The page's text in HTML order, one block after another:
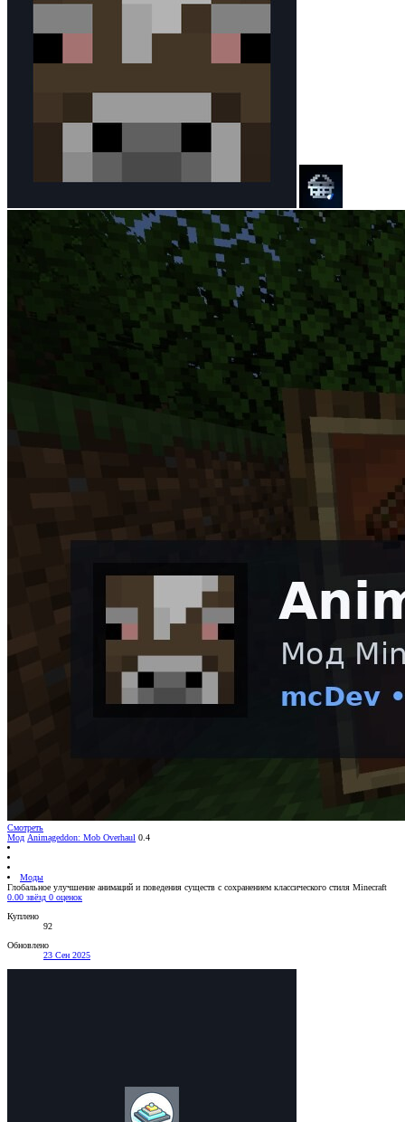
Смотреть
Мод Animageddon: Mob Overhaul 0.4
Моды
Глобальное улучшение анимаций и поведения существ с сохранением классического стиля Minecraft
0.00 звёзд 0 оценок
Куплено
92
Обновлено
23 Сен 2025